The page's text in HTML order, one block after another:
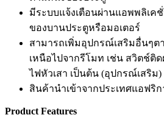
มีระบบแจ้งเตือนผ่านแอพพลิเค
ของบานประตูหรือมอเตอร์
สามารถเพิ่มอุปกรณ์เสริมอื่นๆต
เหนือไปจากรีโมท เช่น สวิตช์ติ
ไฟหัวเสา เป็นต้น (อุปกรณ์เสริม)
สินค้านำเข้าจากประเทศแอฟ
Product Features